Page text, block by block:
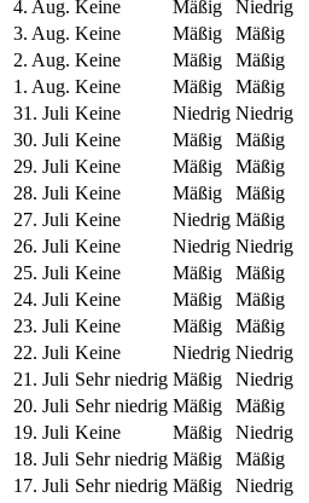
4. Aug. Keine Mäßig
Niedrig
3. Aug. Keine Mäßig
Mäßig
2. Aug. Keine Mäßig
Mäßig
1. Aug. Keine Mäßig
Mäßig
31. Juli Keine Niedrig Niedrig
30. Juli Keine Mäßig
Mäßig
29. Juli Keine Mäßig
Mäßig
28. Juli Keine Mäßig
Mäßig
27. Juli Keine Niedrig Mäßig
26. Juli Keine Niedrig Niedrig
25. Juli Keine Mäßig
Mäßig
24. Juli Keine Mäßig
Mäßig
23. Juli Keine Mäßig
Mäßig
22. Juli Keine Niedrig Niedrig
21. Juli Sehr niedrig Mäßig
Niedrig
20. Juli Sehr niedrig Mäßig
Mäßig
19. Juli Keine Mäßig
Niedrig
18. Juli Sehr niedrig Mäßig
Mäßig
17. Juli Sehr niedrig Mäßig
Niedrig